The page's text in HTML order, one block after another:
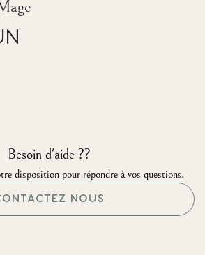
Besoin d'aide ??
disposition pour répondre à vos questions.
NOUS